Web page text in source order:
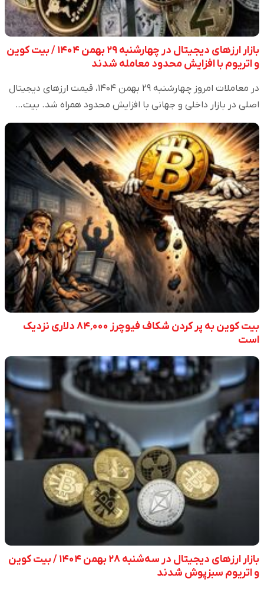
بازار ارزهای دیجیتال در چهارشنبه ۲۹ بهمن ۱۴۰۴ / بیت کوین
و اتریوم با افزایش محدود معامله شدند
در معاملات امروز چهارشنبه ۲۹ بهمن ۱۴۰۴، قیمت ارزهای دیجیتال
اصلی در بازار داخلی و جهانی با افزایش محدود همراه شد. بیت…
بیت کوین به پر کردن شکاف فیوچرز ۸۴٬۰۰۰ دلاری نزدیک
است
بازار ارزهای دیجیتال در سه‌شنبه ۲۸ بهمن ۱۴۰۴ / بیت کوین
و اتریوم سبزپوش شدند